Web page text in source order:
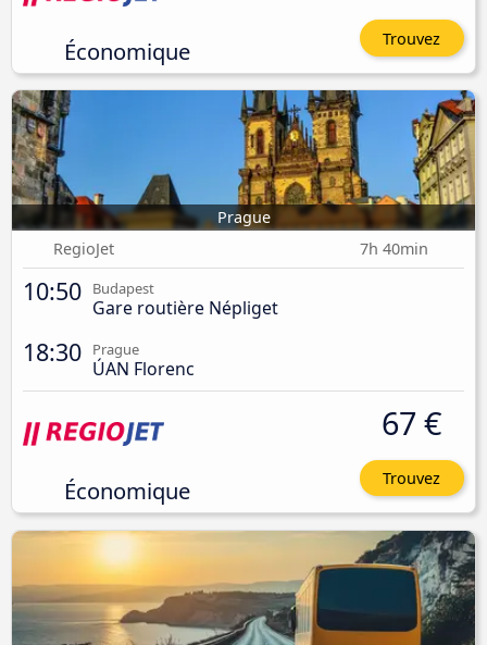
Économique Trouvez
Prague
RegioJet
7h 40min
10:50 Budapest
Gare routière Népliget
18:30 Prague
ÚAN Florenc
Économique
67 €
Trouvez